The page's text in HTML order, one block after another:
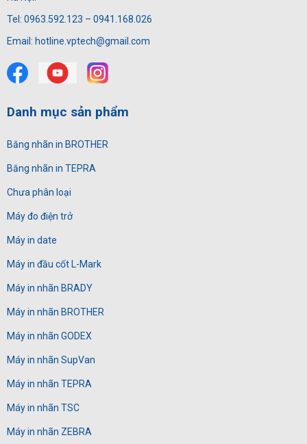
Tel: 0963.592.123 – 0941.168.026
Email: hotline.vptech@gmail.com
Danh mục sản phẩm
Băng nhãn in BROTHER
Băng nhãn in TEPRA
Chưa phân loại
Máy đo điện trở
Máy in date
Máy in đầu cốt L-Mark
Máy in nhãn BRADY
Máy in nhãn BROTHER
Máy in nhãn GODEX
Máy in nhãn SupVan
Máy in nhãn TEPRA
Máy in nhãn TSC
Máy in nhãn ZEBRA